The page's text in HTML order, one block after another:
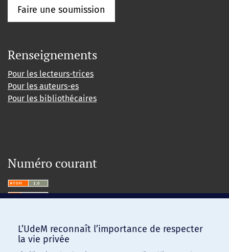
Faire une soumission
Renseignements
Pour les lecteurs-trices
Pour les auteurs-es
Pour les bibliothécaires
Numéro courant
L’UdeM reconnaît l’importance de respecter
la vie privée